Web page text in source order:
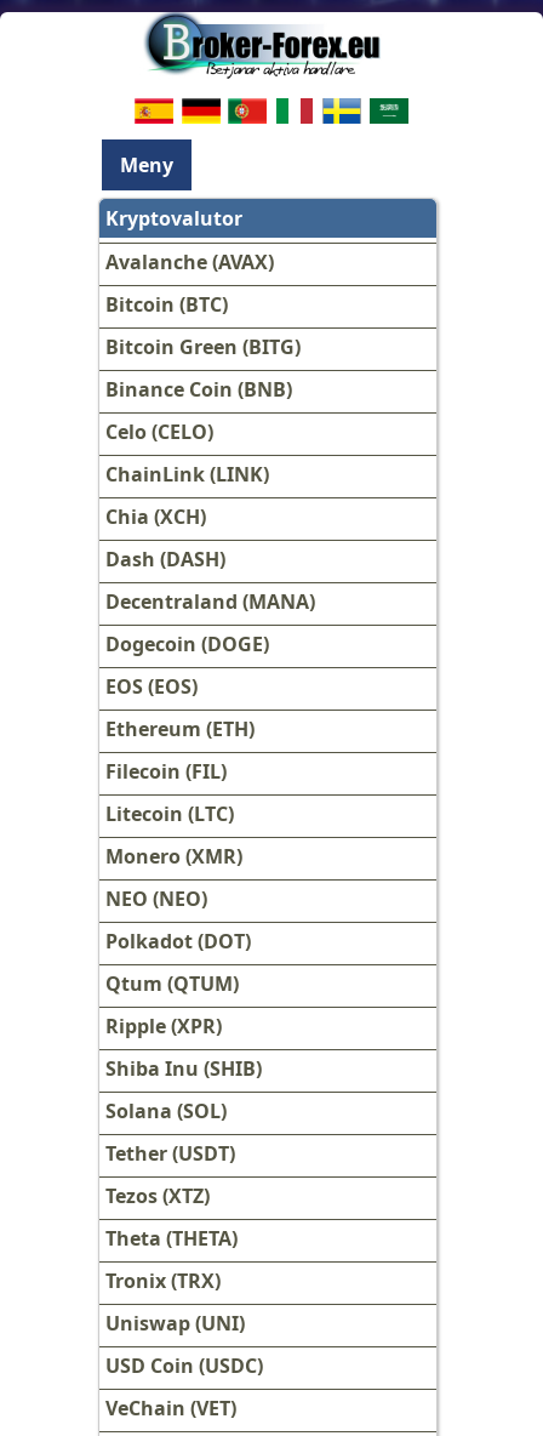
Meny
Kryptovalutor
Avalanche (AVAX)
Bitcoin (BTC)
Bitcoin Green (BITG)
Binance Coin (BNB)
Celo (CELO)
ChainLink (LINK)
Chia (XCH)
Dash (DASH)
Decentraland (MANA)
Dogecoin (DOGE)
EOS (EOS)
Ethereum (ETH)
Filecoin (FIL)
Litecoin (LTC)
Monero (XMR)
NEO (NEO)
Polkadot (DOT)
Qtum (QTUM)
Ripple (XPR)
Shiba Inu (SHIB)
Solana (SOL)
Tether (USDT)
Tezos (XTZ)
Theta (THETA)
Tronix (TRX)
Uniswap (UNI)
USD Coin (USDC)
VeChain (VET)